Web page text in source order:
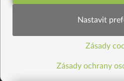
Rychlé sušenky bez lepku
Rýžové vafle
Statistiky pro lepší
Nastavit
Zásady
Zásady ochrany